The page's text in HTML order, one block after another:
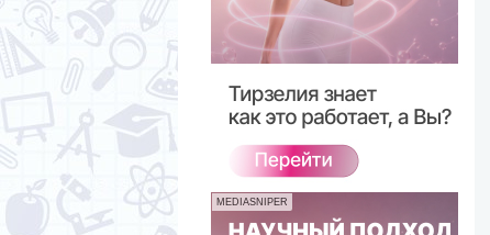
MEDIASNIPER